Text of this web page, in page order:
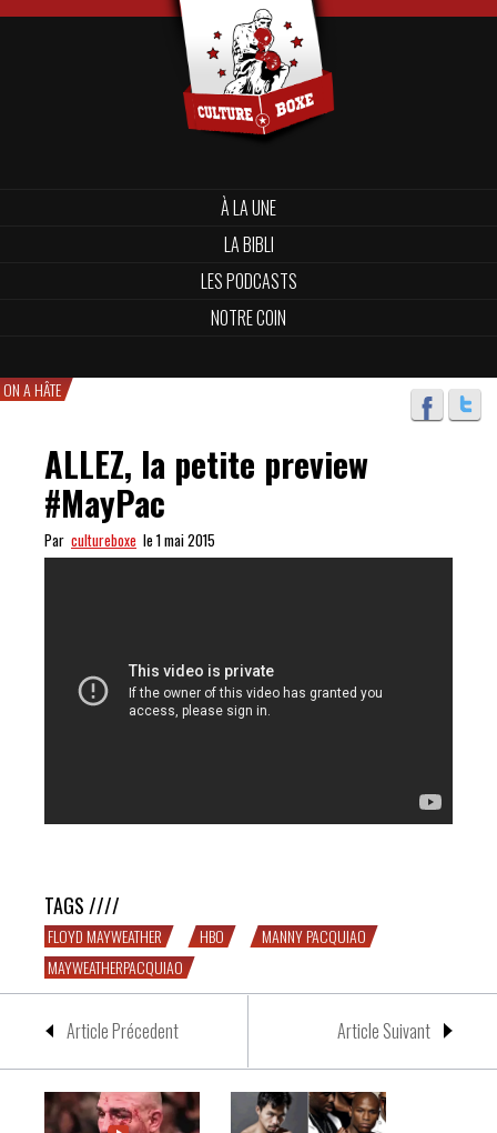
À LA UNE
LA BIBLI
LES PODCASTS
NOTRE COIN
ON A HÂTE
ALLEZ, la petite preview
#MayPac
Par cultureboxe le 1 mai 2015
TAGS ////
FLOYD MAYWEATHER HBO
MANNY PACQUIAO
MAYWEATHERPACQUIAO
Article Précedent Article Suivant